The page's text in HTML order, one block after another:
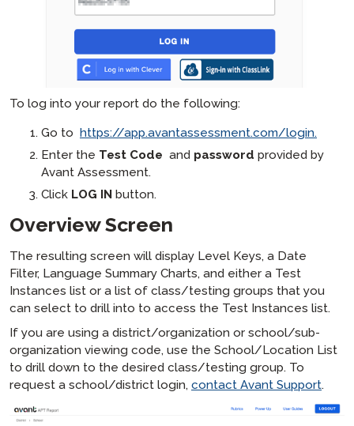
To log into your report do the following:
Go to https://app.avantassessment.com/login.
Enter the Test Code and password provided by
Avant Assessment.
Click LOG IN button.
Overview Screen
The resulting screen will display Level Keys, a Date
Filter, Language Summary Charts, and either a Test
Instances list or a list of class/testing groups that you
can select to drill into to access the Test Instances list.
If you are using a district/organization or school/sub-
organization viewing code, use the School/Location List
to drill down to the desired class/testing group. To
request a school/district login, contact Avant Support.